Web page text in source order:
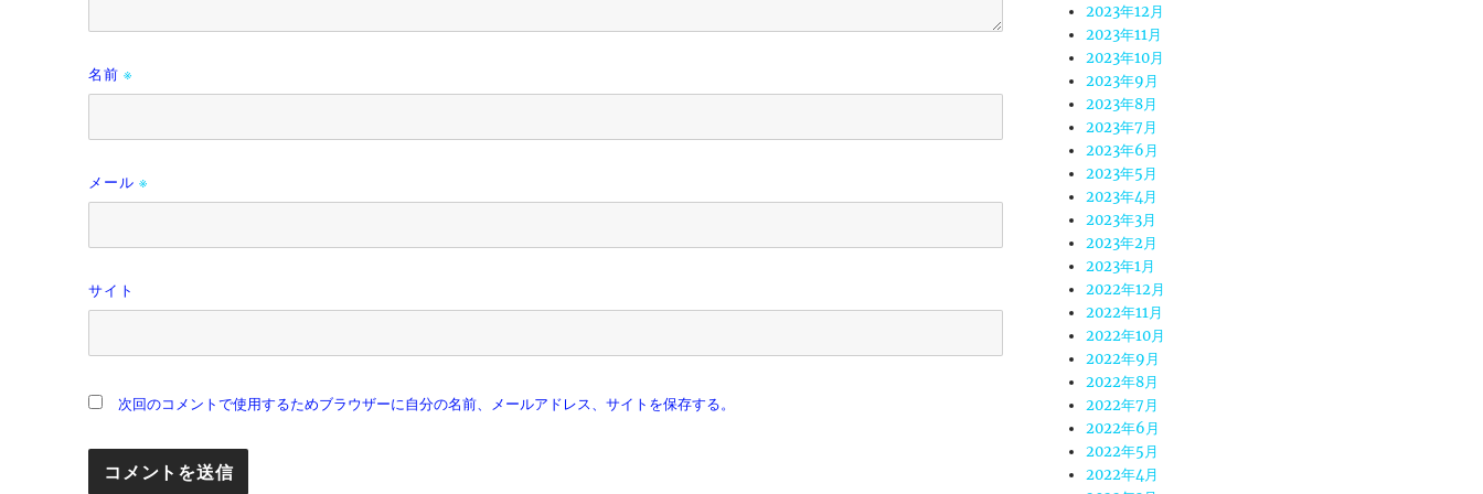
名前※
メール※
サイト
次回のコメントで使用するためブラウザーに自分の名前、メールアドレス、サイトを保存する。
2023年12月
2023年11月
2023年10月
2023年9月
2023年8月
2023年7月
2023年6月
2023年5月
2023年4月
2023年3月
2023年2月
2023年1月
2022年12月
2022年11月
2022年10月
2022年9月
2022年8月
2022年7月
2022年6月
2022年5月
2022年4月